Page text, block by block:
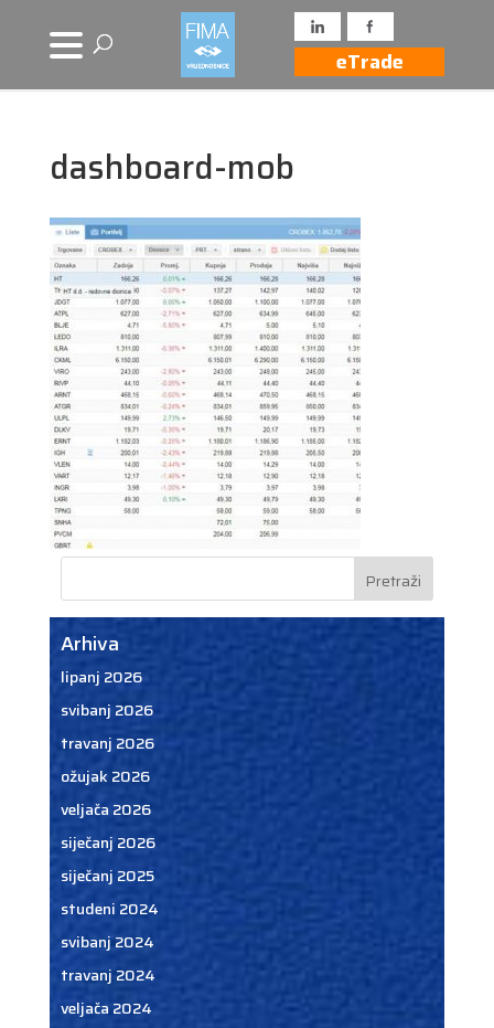
eTrade
dashboard-mob
Arhiva
lipanj 2026
svibanj 2026
travanj 2026
ožujak 2026
veljača 2026
siječanj 2026
siječanj 2025
studeni 2024
svibanj 2024
travanj 2024
veljača 2024